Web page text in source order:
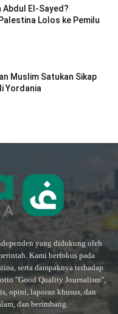
Abdul El-Sayed?
Lolos ke Pemilu
Muslim Satukan Sikap
Yordania
yang didukung oleh
Kami berfokus pada
serta dampaknya terhadap
"Good Quality Journalism",
opini, laporan khusus, dan
dan berimbang.